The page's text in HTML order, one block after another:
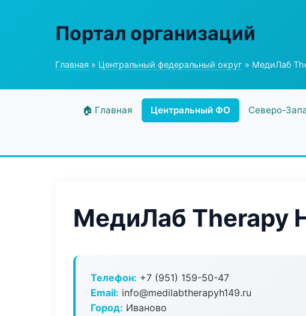
Портал организаций
Главная » Центральный федеральный округ » МедиЛаб
🏠 Главная Центральный ФО Северо-
МедиЛаб Therapy
Телефон: +7 (951) 159-50-47
Email: info@medilabtherapyh149.ru
Город: Иваново